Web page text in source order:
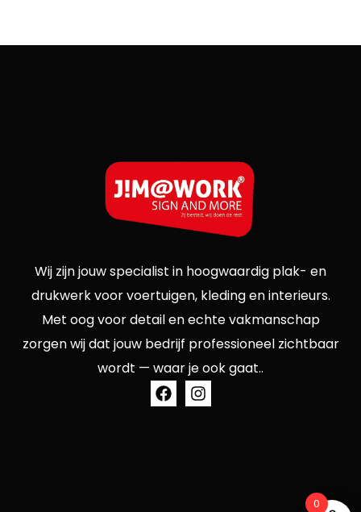
Wij zijn jouw specialist in hoogwaardig plak- en
drukwerk voor voertuigen, kleding en interieurs.
Met oog voor detail en echte vakmanschap
zorgen wij dat jouw bedrijf professioneel zichtbaar
wordt — waar je ook gaat..
0